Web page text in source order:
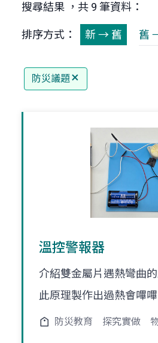
搜尋結果 ，共 9 筆資料：
排序方式： 新 → 舊 舊
防災議題
溫控警報器
介紹雙金屬片遇熱彎曲
此原理製作出過熱會嗶
防災教育 探究實做